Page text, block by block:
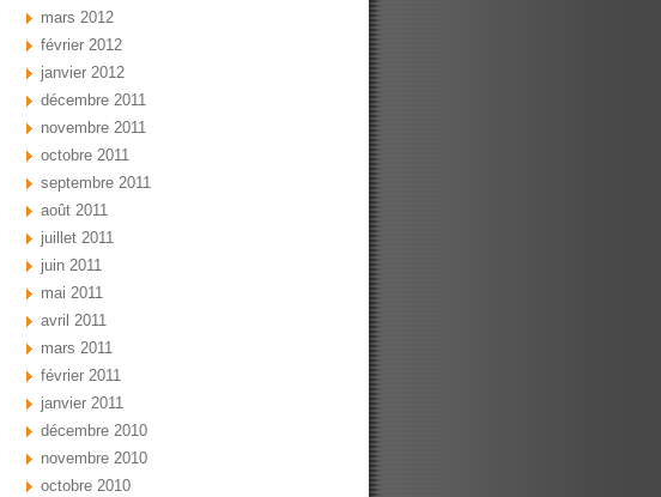
mars 2012
février 2012
janvier 2012
décembre 2011
novembre 2011
octobre 2011
septembre 2011
août 2011
juillet 2011
juin 2011
mai 2011
avril 2011
mars 2011
février 2011
janvier 2011
décembre 2010
novembre 2010
octobre 2010